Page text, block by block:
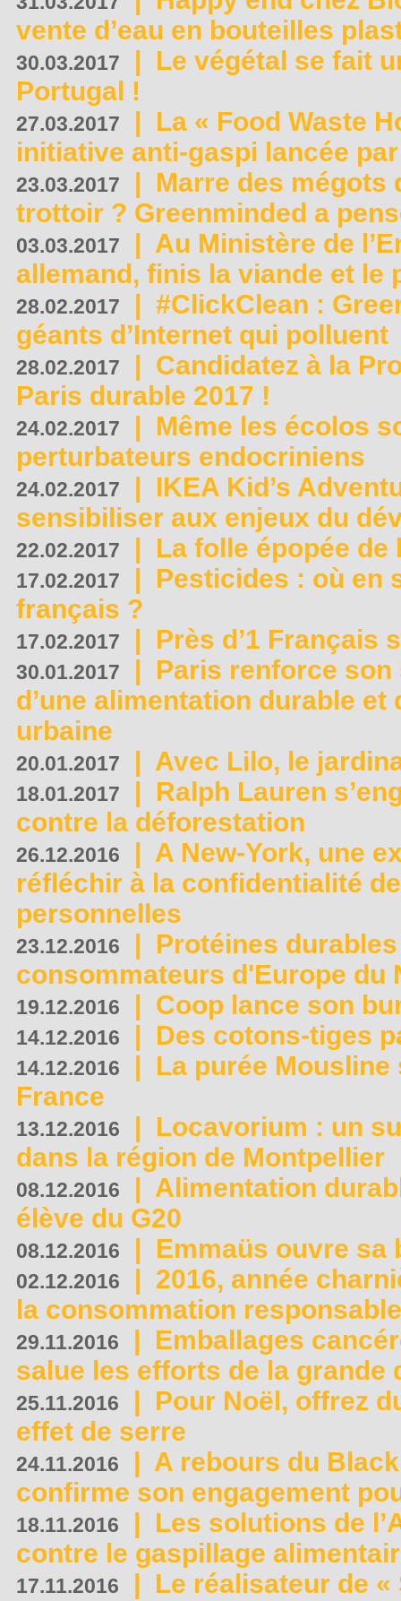
vente d’eau en bouteilles
30.03.2017 | Le végétal se fait
Portugal !
27.03.2017 | La « Food Waste
initiative anti-gaspi lancée
23.03.2017 | Marre des mégots
trottoir ? Greenminded a
03.03.2017 | Au Ministère de
allemand, finis la viande et le
28.02.2017 | #ClickClean :
géants d’Internet qui polluent
28.02.2017 | Candidatez à la
Paris durable 2017 !
24.02.2017 | Même les écolos
perturbateurs endocriniens
24.02.2017 | IKEA Kid’s
sensibiliser aux enjeux du
22.02.2017 | La folle épopée de
17.02.2017 | Pesticides : où en
français ?
17.02.2017 | Près d’1 Français
30.01.2017 | Paris renforce
d’une alimentation durable et
urbaine
20.01.2017 | Avec Lilo, le
18.01.2017 | Ralph Lauren
contre la déforestation
26.12.2016 | A New-York, une
réfléchir à la confidentialité
personnelles
23.12.2016 | Protéines
consommateurs d'Europe du
19.12.2016 | Coop lance son
14.12.2016 | Des cotons-tiges
14.12.2016 | La purée
France
13.12.2016 | Locavorium : un
dans la région de Montpellier
08.12.2016 | Alimentation
élève du G20
08.12.2016 | Emmaüs ouvre sa
02.12.2016 | 2016, année
la consommation
29.11.2016 | Emballages
salue les efforts de la grande
25.11.2016 | Pour Noël, offrez
effet de serre
24.11.2016 | A rebours du
confirme son engagement
18.11.2016 | Les solutions de
contre le gaspillage
17.11.2016 | Le réalisateur de «